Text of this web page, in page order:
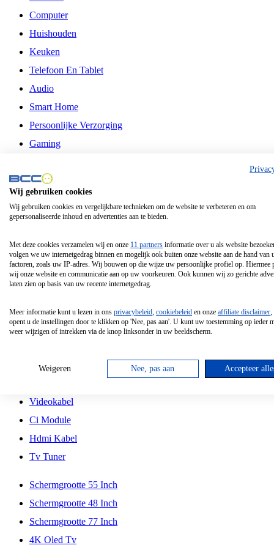
Computer
Huishouden
Keuken
Telefoon En Tablet
Audio
Smart Home
Persoonlijke Verzorging
Gaming
Philips
Schermgrootte 24 Inch
Schermgrootte 85 Inch
Schermgrootte 98 Inch
Tcl
Hd Led Tv
Antennekabel
Videokabel
Ci Module
Hdmi Kabel
Tv Tuner
Schermgrootte 55 Inch
Schermgrootte 48 Inch
Schermgrootte 77 Inch
4K Oled Tv
Wij gebruiken cookies
Wij gebruiken cookies en vergelijkbare technieken om de website te verbeteren en om
gepersonaliseerde inhoud en advertenties aan te bieden.
Met deze cookies verzamelen wij en onze 11 partners informatie over u als website
volgen we uw internetgedrag binnen en mogelijk ook buiten onze website aan de hand van
factoren, zoals uw IP-adres. Wij bouwen op die wijze uw persoonlijke profiel op. Hiermee
wij onze website en communicatie aan op uw voorkeuren. Ook kunnen wij zo gerichte
laten zien op basis van uw recente internetgedrag.
Meer informatie kunt u lezen in ons privacybeleid, cookiebeleid en onze affiliate disclaimer,
opent u de instellingen door te klikken op 'Nee, pas aan'. U kunt uw toestemming op ieder
weer wijzigen of intrekken via de knop linksonder in uw beeldscherm.
Weigeren Nee, pas aan Accepteer